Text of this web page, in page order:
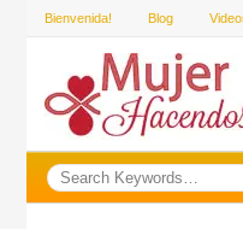
Bienvenida! Blog